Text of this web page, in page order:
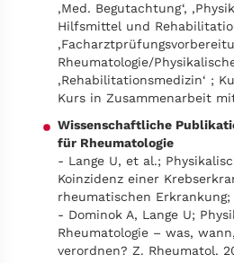
‚Med. Begutachtung‘,
Hilfsmittel und
Rheumatologie/
‚Rehabilitationsmedizin‘ ;
Kurs in Zusammenarbeit
Wissenschaftliche
für Rheumatologie
- Lange U, et al.;
Koinzidenz einer
rheumatischen
- Dominok A, Lange U;
Rheumatologie – was,
verordnen? Z. Rheumatol.